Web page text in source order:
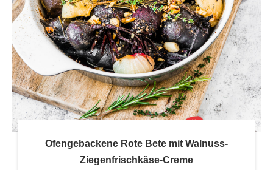
Ofengebackene Rote Bete mit Walnuss-
Ziegenfrischkäse-Creme